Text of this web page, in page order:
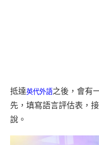
抵達英代外語之後，會有
先，填寫語言評估表，
說。